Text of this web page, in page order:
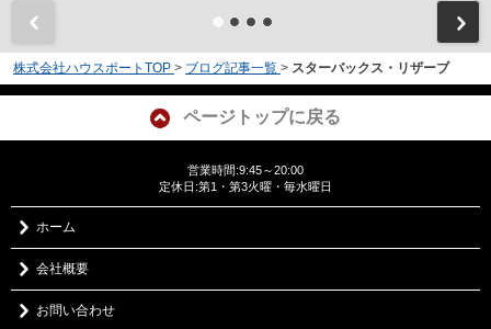
株式会社ハウスポートTOP > ブログ記事一覧 > スターバックス・リザーブ
ページトップに戻る
営業時間:9:45～20:00
定休日:第1・第3火曜・毎水曜日
ホーム
会社概要
お問い合わせ